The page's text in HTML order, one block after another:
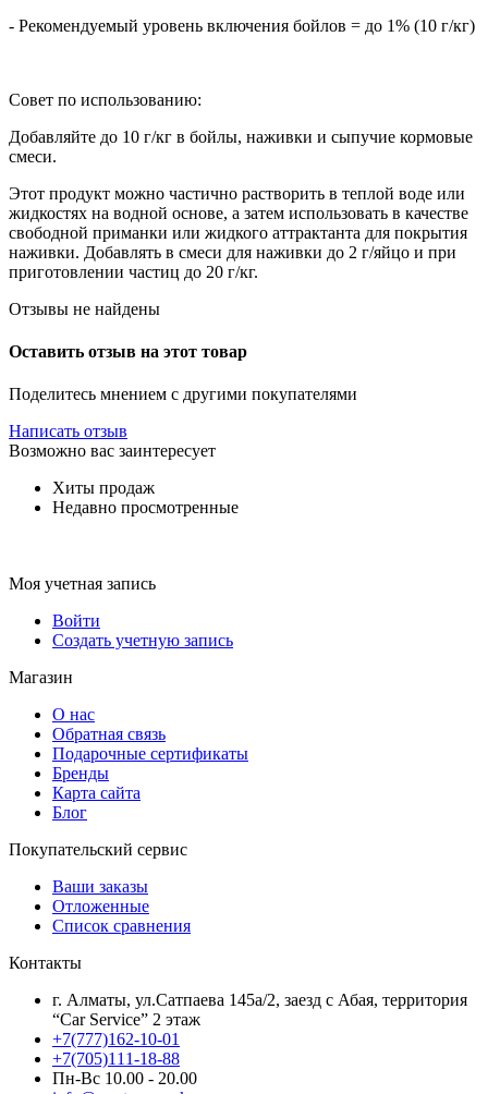
- Рекомендуемый уровень включения бойлов = до 1% (10 г/кг)
Совет по использованию:
Добавляйте до 10 г/кг в бойлы, наживки и сыпучие кормовые
смеси.
Этот продукт можно частично растворить в теплой воде или
жидкостях на водной основе, а затем использовать в качестве
свободной приманки или жидкого аттрактанта для покрытия
наживки. Добавлять в смеси для наживки до 2 г/яйцо и при
приготовлении частиц до 20 г/кг.
Отзывы не найдены
Оставить отзыв на этот товар
Поделитесь мнением с другими покупателями
Написать отзыв
Возможно вас заинтересует
Хиты продаж
Недавно просмотренные
Моя учетная запись
Войти
Создать учетную запись
Магазин
О нас
Обратная связь
Подарочные сертификаты
Бренды
Карта сайта
Блог
Покупательский сервис
Ваши заказы
Отложенные
Список сравнения
Контакты
г. Алматы, ул.Сатпаева 145а/2, заезд с Абая, территория
“Car Service” 2 этаж
+7(777)162-10-01
+7(705)111-18-88
Пн-Вс 10.00 - 20.00